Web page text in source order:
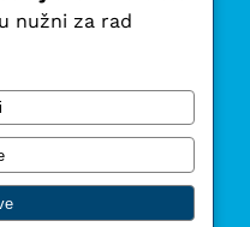
nužni za rad